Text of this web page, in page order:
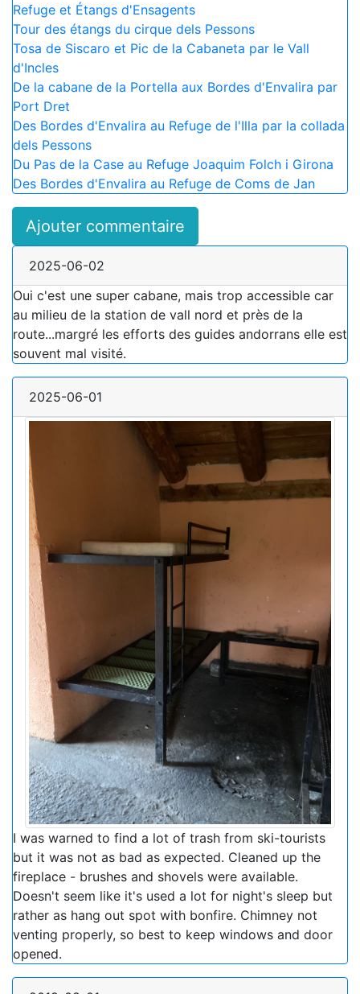
Refuge et Étangs d'Ensagents
Tour des étangs du cirque dels Pessons
Tosa de Siscaro et Pic de la Cabaneta par le Vall
d'Incles
De la cabane de la Portella aux Bordes d'Envalira par
Port Dret
Des Bordes d'Envalira au Refuge de l'Illa par la collada
dels Pessons
Du Pas de la Case au Refuge Joaquim Folch i Girona
Des Bordes d'Envalira au Refuge de Coms de Jan
Ajouter commentaire
2025-06-02
Oui c'est une super cabane, mais trop accessible car
au milieu de la station de vall nord et près de la
route...margré les efforts des guides andorrans elle est
souvent mal visité.
2025-06-01
I was warned to find a lot of trash from ski-tourists
but it was not as bad as expected. Cleaned up the
fireplace - brushes and shovels were available.
Doesn't seem like it's used a lot for night's sleep but
rather as hang out spot with bonfire. Chimney not
venting properly, so best to keep windows and door
opened.